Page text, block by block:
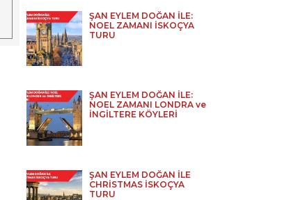
ŞAN EYLEM DOĞAN İLE:
NOEL ZAMANI İSKOÇYA
TURU
ŞAN EYLEM DOĞAN İLE:
NOEL ZAMANI LONDRA ve
İNGİLTERE KÖYLERİ
ŞAN EYLEM DOĞAN İLE
CHRİSTMAS İSKOÇYA
TURU